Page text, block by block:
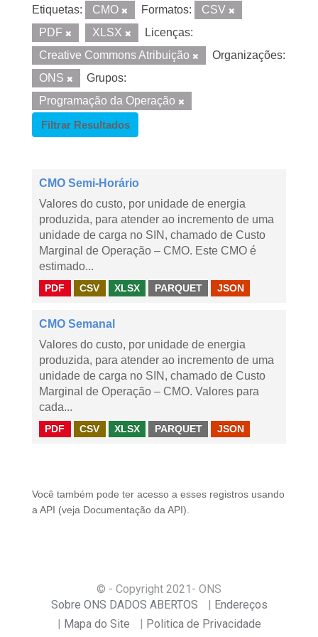
Etiquetas: CMO Formatos:
CSV
PDF
XLSX
Licenças:
Creative Commons Atribuição
Organizações:
ONS
Grupos:
Programação da Operação
Filtrar Resultados
CMO Semi-Horário
Valores do custo, por unidade de energia
produzida, para atender ao incremento de uma
unidade de carga no SIN, chamado de Custo
Marginal de Operação – CMO. Este CMO é
estimado...
PDF CSV XLSX PARQUET JSON
CMO Semanal
Valores do custo, por unidade de energia
produzida, para atender ao incremento de uma
unidade de carga no SIN, chamado de Custo
Marginal de Operação – CMO. Valores para
cada...
PDF CSV XLSX PARQUET JSON
Você também pode ter acesso a esses registros usando
a API (veja Documentação da API ).
© - Copyright 2021 - ONS
Sobre ONS DADOS ABERTOS
Endereços
Mapa do Site
Politica de Privacidade